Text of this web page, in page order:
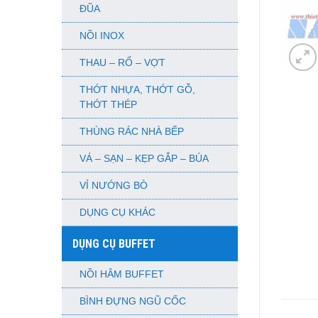
ĐŨA
NỒI INOX
THAU – RỔ – VỢT
THỚT NHỰA, THỚT GỖ,
THỚT THÉP
THÙNG RÁC NHÀ BẾP
VÁ – SẠN – KẸP GẮP – BÚA
VỈ NƯỚNG BÒ
DỤNG CỤ KHÁC
DỤNG CỤ BUFFET
NỒI HÂM BUFFET
BÌNH ĐỰNG NGŨ CỐC